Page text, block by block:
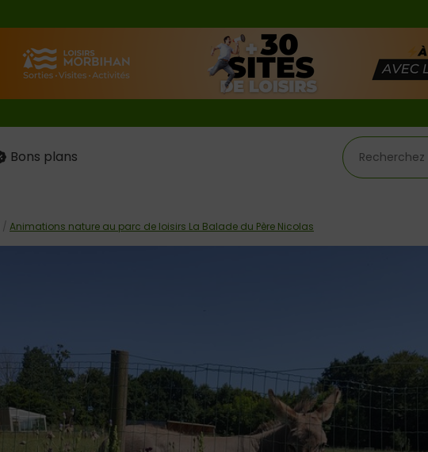
Bons plans
/ Animations nature au parc de loisirs La Balade du Père Nicolas